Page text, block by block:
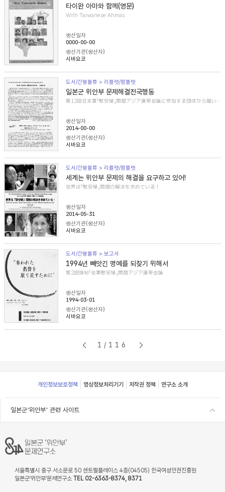
타이완 아마와 함께(영문)
With Taiwanese Ahmas
생산일자
0000-00-00
생산기관(생산자)
시바요코
도서/간행물류 > 리플렛/팜플렛
일본군 위안부 문제해결전국행동
第12回日本軍「慰安婦」問題アジア連帯会議に参加する団体から届いた紹介文
생산일자
2014-00-00
생산기관(생산자)
시바요코
도서/간행물류 > 리플렛/팜플렛
세계는 위안부 문제의 해결을 요구하고 있어!
世界は「慰安婦」問題の解決を求めている！
생산일자
2014-05-31
생산기관(생산자)
시바요코
도서/간행물류 > 보고서
1994년 빼앗긴 명예를 되찾기 위해서
第2回強制「従軍慰安婦」問題アジア連帯会議
생산일자
1994-03-01
생산기관(생산자)
시바요코
1/116
Footer
개인정보보호정책 영상정보처리기기 저작권 정책 연구소 소개
일본군'위안부' 관련 사이트
서울특별시 중구 서소문로 50 센트럴플레이스 4층(04505) 한국여성인권진흥원
일본군‘위안부’문제연구소 TEL 02-6363-8374, 8371